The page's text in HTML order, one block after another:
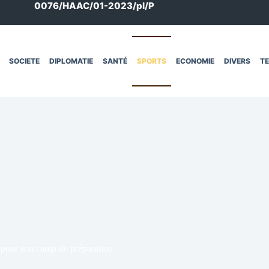
0076/HAAC/01-2023/pl/P
SOCIETE DIPLOMATIE SANTÉ SPORTS ECONOMIE DIVERS